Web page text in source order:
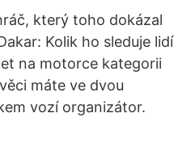
který toho dokázal
Kolik ho sleduje lidí
na motorce kategorii
máte ve dvou
vozí organizátor.